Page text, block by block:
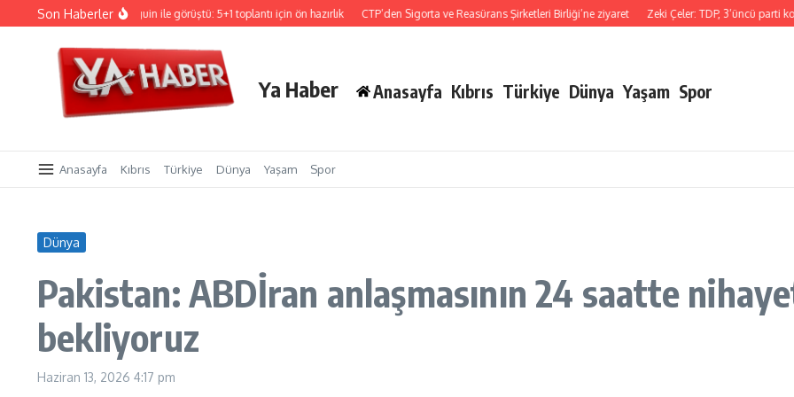
İçeriğe atlaSon Haberler
Hristodulidis, Holguin ile görüştü: 5+1 toplantı için ön hazırlık CTP’den Sigorta ve Reasürans Şirketleri Birliği’ne ziyaret Zeki Çeler: TDP, 3’üncü parti
Ya Haber Anasayfa Kıbrıs Türkiye Dünya Yaşam Spor
Anasayfa Kıbrıs Türkiye Dünya Yaşam Spor
Dünya
Pakistan: ABDİran anlaşmasının 24 saatte
bekliyoruz
Haziran 13, 2026 4:17 pm